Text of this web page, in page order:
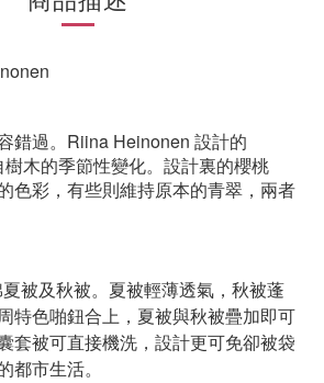
錯過。Riina Heinonen 設計的
木的季節性變化。設計裏的櫻桃
色彩，有些則維持原本的青翠，兩者
被及秋被。夏被輕薄透氣，秋被蓬
特色啪鈕合上，夏被與秋被疊加即可
套被可直接機洗，設計更可免卻被袋
都市生活。